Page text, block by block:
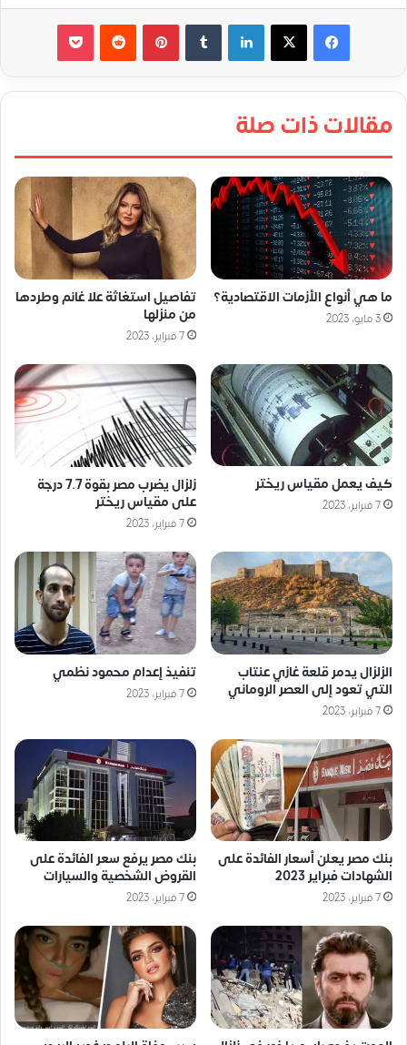
لينكدإن بينتيريست
مقالات ذات صلة
ما هي أنواع الأزمات الاقتصادية؟
3 مايو، 2023
تفاصيل استغاثة علا غانم وطردها
من منزلها
7 فبراير، 2023
كيف يعمل مقياس ريختر
7 فبراير، 2023
زلزال يضرب مصر بقوة 7.7 درجة
على مقياس ريختر
7 فبراير، 2023
الزلزال يدمر قلعة غازي عنتاب
التي تعود إلى العصر الروماني
7 فبراير، 2023
تنفيذ إعدام محمود نظمي
7 فبراير، 2023
بنك مصر يعلن أسعار الفائدة على
الشهادات فبراير 2023
7 فبراير، 2023
بنك مصر يرفع سعر الفائدة على
القروض الشخصية والسيارات
7 فبراير، 2023